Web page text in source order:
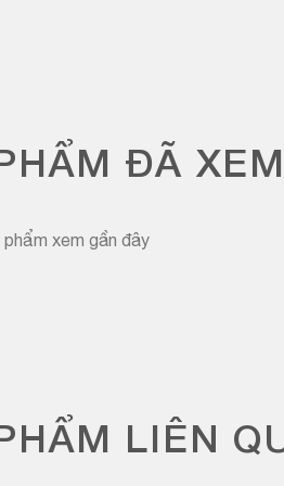
ĐÃ XEM
phẩm xem gần đây
LIÊN